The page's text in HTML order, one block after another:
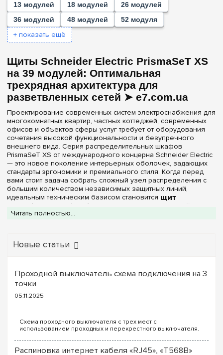
13 модулей 18 модулей
26 модулей
36 модулей
48 модулей 52 модуля
+ показать ещё
Щиты Schneider Electric PrismaSeT XS
на 39 модулей: Оптимальная
трехрядная архитектура для
разветвленных сетей ➤ e7.com.ua
Проектирование современных систем электроснабжения для
многокомнатных квартир, частных коттеджей, современных
офисов и объектов сферы услуг требует от оборудования
сочетания высокой функциональности и безупречного
внешнего вида. Серия распределительных шкафов
PrismaSeT XS от международного концерна Schneider Electric
— это новое поколение интерьерных оболочек, задающих
стандарты эргономики и премиального стиля. Когда перед
вами стоит задача собрать сложный узел распределения с
большим количеством независимых защитных линий,
идеальным техническим базисом становится щит
Обладая уникальной трехрядной компоновкой (3 ряда по 13
разделения силовых групп.
PrismaSeT XS емкостью 39 модулей. Изделия выполнены в
прочном пластиковом корпусе белого цвета из
высококачественного самозатухающего термопластика,
который обладает повышенной ударопрочностью, не
объекта и дизайн-проекта помещения, в этой категории вы
можете подобрать бокс по ключевым параметрам:
Вариант монтажной интеграции:В наличии
представлены модели подвнутренний (в нишу /
Читать полностью...
Новые статьи
Проходной выключатель схема подключения на 3
точки
05.11.2025